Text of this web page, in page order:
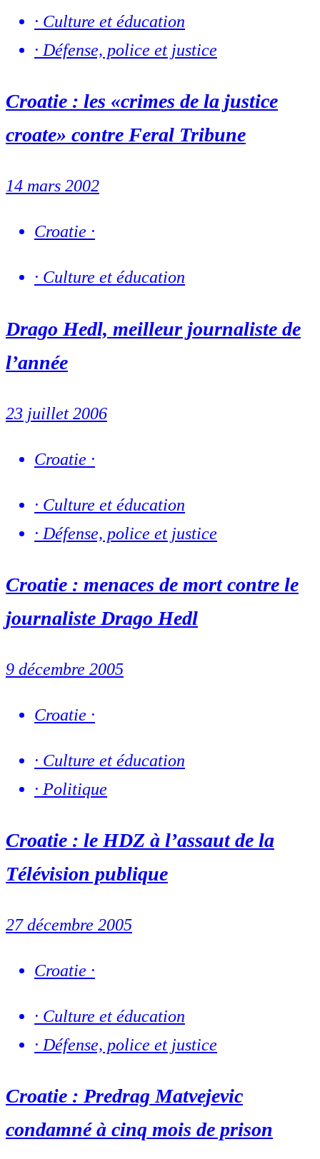
· Culture et éducation
·Défense, police et justice
Croatie : les «crimes de la justice
croate» contre Feral Tribune
14 mars 2002
Croatie ·
· Culture et éducation
Drago Hedl, meilleur journaliste de
l’année
23 juillet 2006
Croatie ·
· Culture et éducation
· Défense, police et justice
Croatie : menaces de mort contre le
journaliste Drago Hedl
9 décembre 2005
Croatie ·
· Culture et éducation
· Politique
Croatie : le HDZ à l’assaut de la
Télévision publique
27 décembre 2005
Croatie ·
· Culture et éducation
· Défense, police et justice
Croatie : Predrag Matvejevic
condamné à cinq mois de prison